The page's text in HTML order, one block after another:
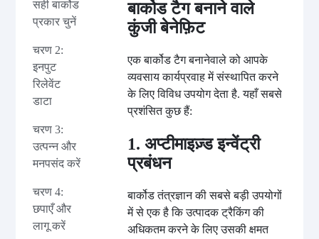
सही बार्कोड
प्रकार चुनें
चरण 2:
इनपुट
रिलेवेंट
डाटा
चरण 3:
उत्पन्न और
मनपसंद करें
चरण 4:
छपाएँ और
लागू करें
बार्कोड टैग बनाने वाले
कुंजी बेनेफ़िट
एक बार्कोड टैग बनानेवाले को आपके
व्यवसाय कार्यप्रवाह में संस्थापित करने
के लिए विविध उपयोग देता है. यहाँ सबसे
प्रशंसित कुछ हैं:
1. अप्टीमाइज़्ड इन्वेंट्री
प्रबंधन
बार्कोड तंत्रज्ञान की सबसे बड़ी उपयोगों
में से एक है कि उत्पादक ट्रैकिंग की
अधिकतम करने के लिए उसकी क्षमत